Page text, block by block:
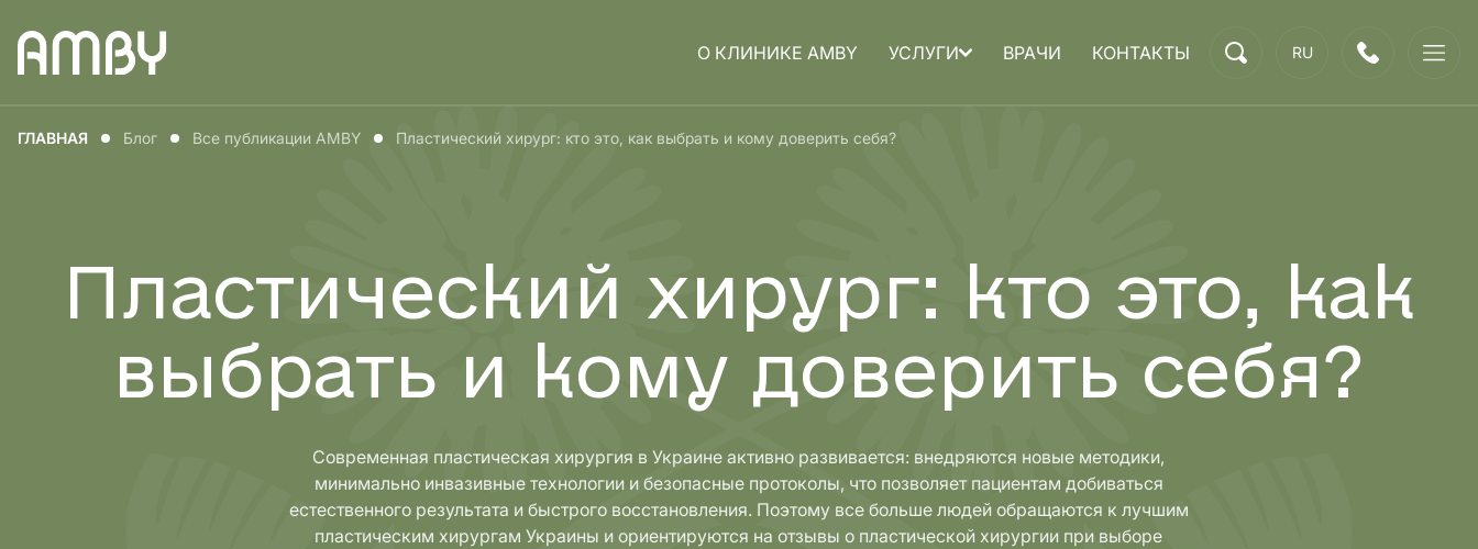
О КЛИНИКЕ AMBY УСЛУГИ
Медицина для
Медицина для
Медицина для
ВРАЧИ КОНТАКТЫ RU
ГЛАВНАЯ Блог Все публикации AMBY Пластический хирург: кто это, как выбрать и кому доверить себя?
Пластический хирург: кто это, как
выбрать и кому доверить себя?
Современная пластическая хирургия в Украине активно развивается: внедряются новые методики,
минимально инвазивные технологии и безопасные протоколы, что позволяет пациентам добиваться
естественного результата и быстрого восстановления. Поэтому все больше людей обращаются к лучшим
пластическим хирургам Украины и ориентируются на отзывы о пластической хирургии при выборе